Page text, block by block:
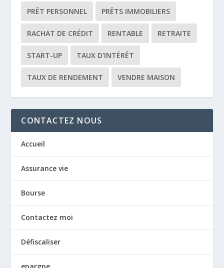
PRÊT PERSONNEL PRÊTS IMMOBILIERS
RACHAT DE CRÉDIT RENTABLE RETRAITE
START-UP TAUX D'INTÉRÊT
TAUX DE RENDEMENT VENDRE MAISON
CONTACTEZ NOUS
Accueil
Assurance vie
Bourse
Contactez moi
Défiscaliser